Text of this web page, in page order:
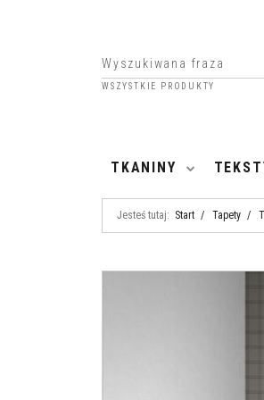
WSZYSTKIE PRODUKTY
TKANINY
Jesteś tutaj: Start / Tapety /